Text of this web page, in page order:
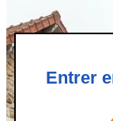
Entrer